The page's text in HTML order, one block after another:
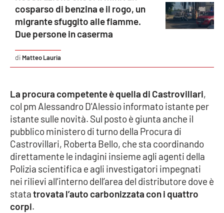
Sanità
Società
Sport
RUBRICHE
Good Morning Vietnam
Parchi Marini Calabria
Leggendo Alvaro insieme
Imprese Di Calabria
cosparso di benzina e il rogo, un
migrante sfuggito alle fiamme.
Due persone in caserma
Matteo Lauria
La procura competente è quella di Castrovillari,
col pm Alessandro D'Alessio informato istante per
istante sulle novità. Sul posto è giunta anche il
pubblico ministero di turno della Procura di
Castrovillari, Roberta Bello, che sta coordinando
direttamente le indagini insieme agli agenti della
Polizia scientifica e agli investigatori impegnati
nei rilievi all’interno dell’area del distributore dove è
statatrovata l’auto carbonizzata con i quattro
corpi.